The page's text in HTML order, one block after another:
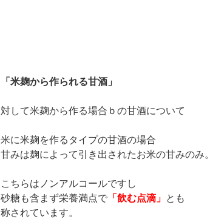
「米麹から作られる甘酒」
対して米麹から作る場合ｂの甘酒について
米に米麹を作るタイプの甘酒の場合
甘みは麹によって引き出されたお米の甘みのみ。
こちらはノンアルコールですし
砂糖も含まず栄養満点で 「飲む点滴」 とも
称されています。